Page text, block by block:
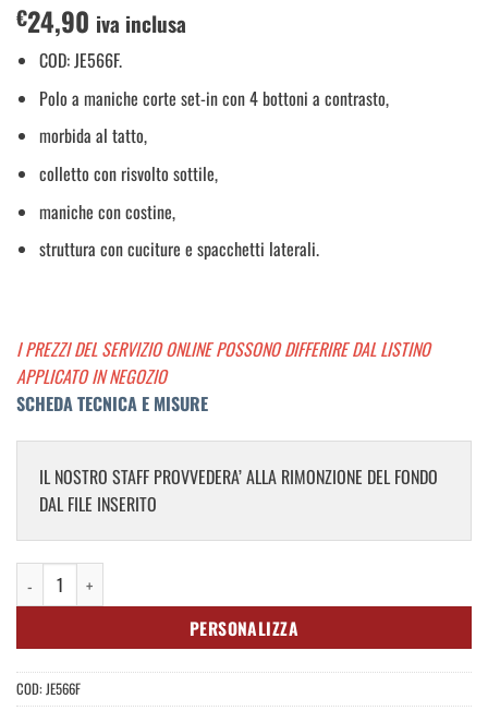
€24,90 iva inclusa
COD: JE566F.
Polo a maniche corte set-in con 4 bottoni a contrasto,
morbida al tatto,
colletto con risvolto sottile,
maniche con costine,
struttura con cuciture e spacchetti laterali.
I PREZZI DEL SERVIZIO ONLINE POSSONO DIFFERIRE DAL LISTINO
APPLICATO IN NEGOZIO
SCHEDA TECNICA E MISURE
IL NOSTRO STAFF PROVVEDERA’ ALLA RIMONZIONE DEL FONDO
DAL FILE INSERITO
Polo Donna Stretch quantità
PERSONALIZZA
COD: JE566F